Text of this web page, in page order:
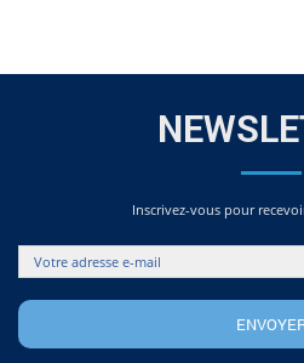
Inscrivez-vous pour